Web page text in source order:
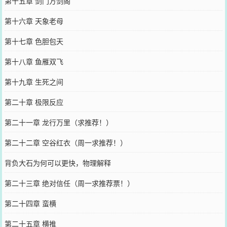
第十六章 天象老母
第十七章 色胆包天
第十八章 鱼雁双飞
第十九章 生死之间
第二十章 极限反应
第二十一章 龙行万里（求推荐！）
第二十二章 空谷红衣（周一求推荐！）
背负大石为何可以更快，物理解释
第二十三章 绝对信任（周一求推荐票！）
第二十四章 蛮横
第二十五章 横推